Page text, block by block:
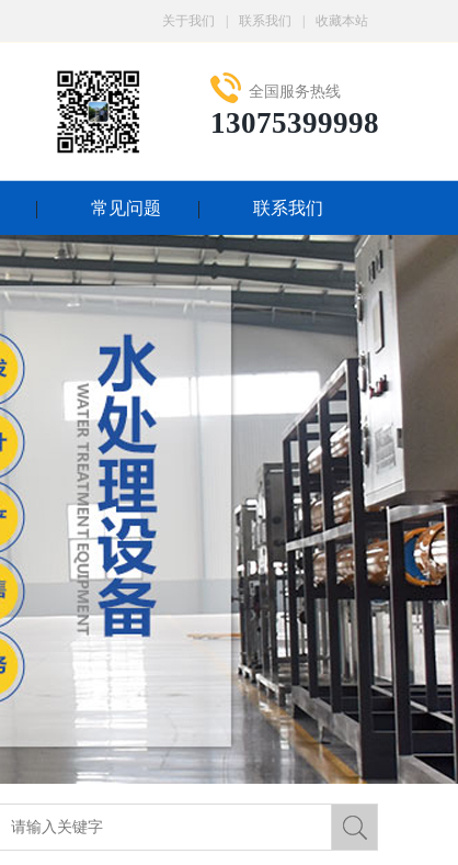
关于我们 联系我们 收藏本站
全国服务热线
13075399998
常见问题 联系我们